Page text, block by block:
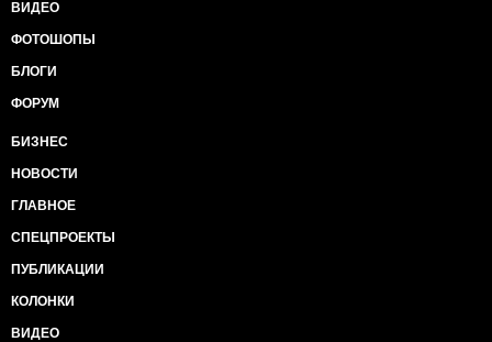
ВИДЕО
ФОТОШОПЫ
БЛОГИ
ФОРУМ
БИЗНЕС
НОВОСТИ
ГЛАВНОЕ
СПЕЦПРОЕКТЫ
ПУБЛИКАЦИИ
КОЛОНКИ
ВИДЕО